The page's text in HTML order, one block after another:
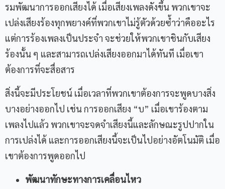
รมพัฒนาการออกเสียงได้ เมื่อเสียงเพลงดังขึ้น พวกเขาจะ
เปล่งเสียงร้องทุกพยางค์ที่พวกเขาไม่รู้ตัวด้วยซ้ำว่าคืออะไร
แต่การร้องเพลงเป็นประจำ จะช่วยให้พวกเขาชินกับเสียง
ร้องนั้น ๆ และสามารถเปล่งเสียงออกมาได้ทันที เมื่อเขา
ต้องการที่จะสื่อสาร
สิ่งนี้จะมีประโยชน์ เมื่อเวลาที่พวกเขาต้องการจะพูดบางสิ่ง
บางอย่างออกไป เช่น การออกเสียง “บ” เมื่อเขาร้องตาม
เพลงไปแล้ว พวกเขาจะจดจำเสียงนี้และลักษณะรูปปากใน
การเปล่งได้ และการออกเสียงนี้จะเป็นไปอย่างอัตโนมัติ เมื่อ
เขาต้องการพูดออกไป
พัฒนาทักษะทางการเคลื่อนไหว